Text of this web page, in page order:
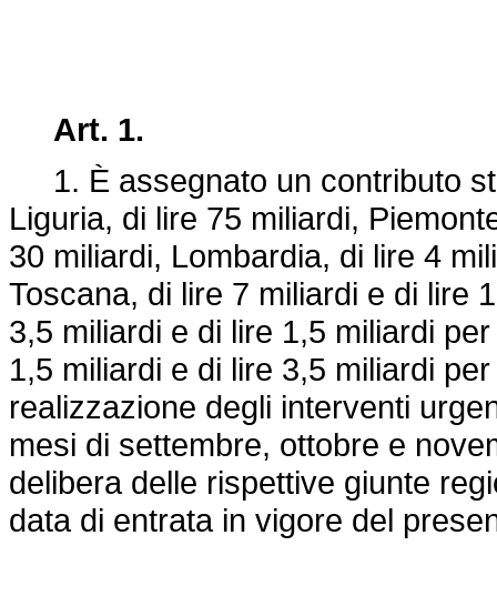
Art. 1.
1. È assegnato un contributo
Liguria, di lire 75 miliardi,
30 miliardi, Lombardia, di lire 4
Toscana, di lire 7 miliardi e di lire
3,5 miliardi e di lire 1,5 miliardi
1,5 miliardi e di lire 3,5 miliardi
realizzazione degli interventi
mesi di settembre, ottobre e
delibera delle rispettive giunte
data di entrata in vigore del